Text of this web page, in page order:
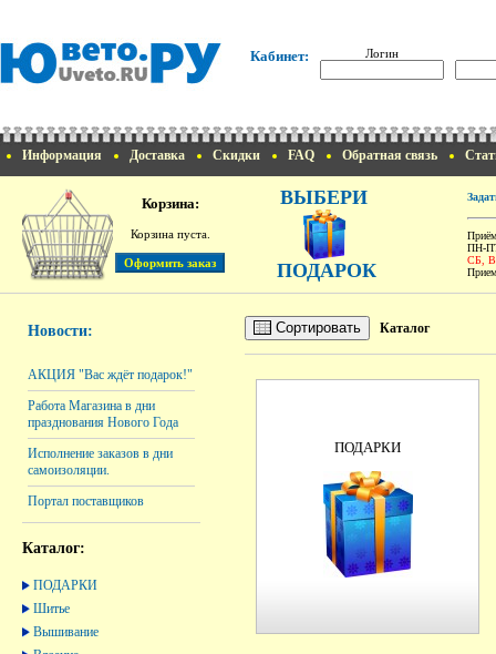
Кабинет: Логин
Информация Доставка Скидки FAQ Обратная связь
Корзина:
Корзина пуста.
ВЫБЕРИ
ПОДАРОК
ПН-
СБ,
Новости:
АКЦИЯ "Вас ждёт подарок!"
Работа Магазина в дни
празднования Нового Года
Исполнение заказов в дни
самоизоляции.
Портал поставщиков
Каталог:
ПОДАРКИ
Шитье
Вышивание
Сортировать Каталог
ПОДАРКИ